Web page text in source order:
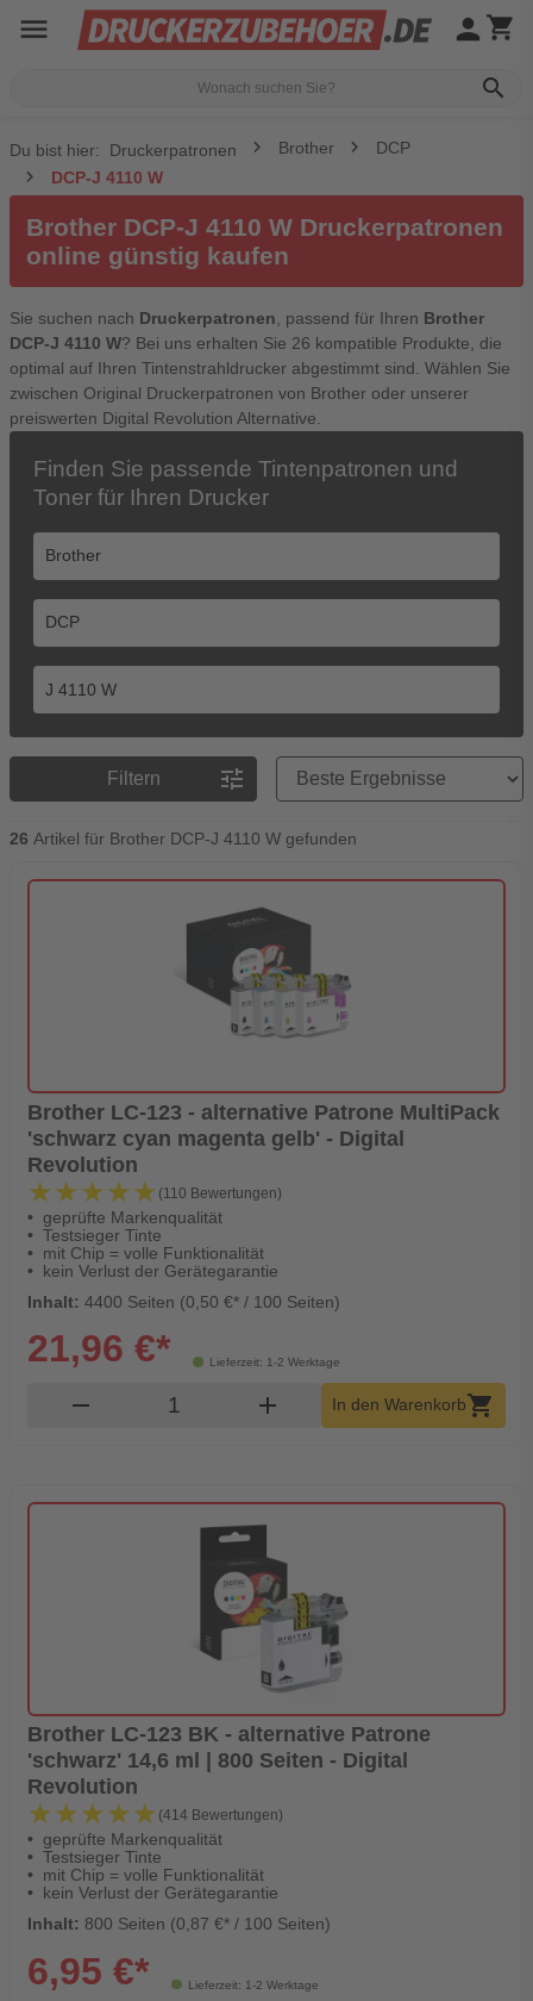
menu
search
person shopping_cart
Du bist hier: Druckerpatronen Brother
DCP
DCP-J 4110 W
Brother DCP-J 4110 W Druckerpatronen
online günstig kaufen
Sie suchen nach Druckerpatronen, passend für Ihren Brother
DCP-J 4110 W? Bei uns erhalten Sie 26 kompatible Produkte, die
optimal auf Ihren Tintenstrahldrucker abgestimmt sind. Wählen Sie
zwischen Original Druckerpatronen von Brother oder unserer
preiswerten Digital Revolution Alternative.
Finden Sie passende Tintenpatronen und
Toner für Ihren Drucker
Filtern tune
Preisreihenfolge
26 Artikel für Brother DCP-J 4110 W gefunden
Brother LC-123 - alternative Patrone MultiPack
'schwarz cyan magenta gelb' - Digital
Revolution
★★★★★
★★★★★ (110 Bewertungen)
geprüfte Markenqualität
Testsieger Tinte
mit Chip = volle Funktionalität
kein Verlust der Gerätegarantie
Inhalt: 4400 Seiten (0,50 €* / 100 Seiten)
Lieferzeit: 1-2 Werktage
21,96 €*
remove Produkt Warenkorb Menge
add In den Warenkorbshopping_cart
Brother LC-123 BK - alternative Patrone
'schwarz' 14,6 ml | 800 Seiten - Digital
Revolution
★★★★★
★★★★★ (414 Bewertungen)
geprüfte Markenqualität
Testsieger Tinte
mit Chip = volle Funktionalität
kein Verlust der Gerätegarantie
Inhalt: 800 Seiten (0,87 €* / 100 Seiten)
Lieferzeit: 1-2 Werktage
6,95 €*